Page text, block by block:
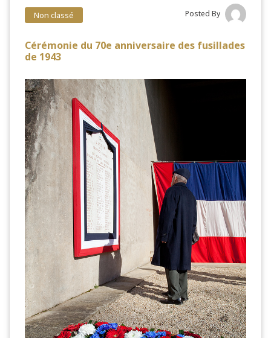
Non classé Posted By
Cérémonie du 70e anniversaire des fusillades
de 1943